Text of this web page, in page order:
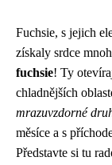
Fuchsie, s jejich
získaly srdce
fuchsie! Ty
chladnějších
mrazuvzdorné
měsíce a s
Představte si tu